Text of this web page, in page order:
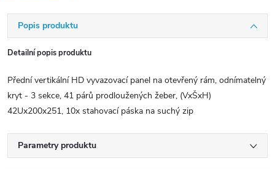
Popis produktu
Detailní popis produktu
Přední vertikální HD vyvazovací panel na otevřený rám, odnímatelný
kryt - 3 sekce, 41 párů prodloužených žeber, (VxŠxH)
42Ux200x251, 10x stahovací páska na suchý zip
Parametry produktu